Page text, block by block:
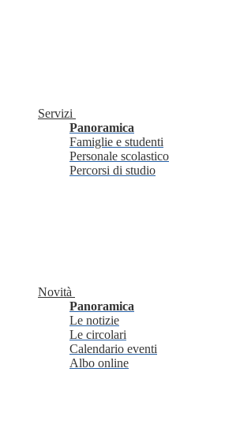
Servizi
Panoramica
Famiglie e studenti
Personale scolastico
Percorsi di studio
Novità
Panoramica
Le notizie
Le circolari
Calendario eventi
Albo online